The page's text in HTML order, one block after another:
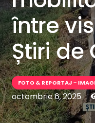
între
Știri de
FOTO & REPORTAJ –
octombrie 6, 2025